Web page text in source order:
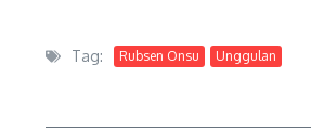
Tag: Rubsen Onsu Unggulan